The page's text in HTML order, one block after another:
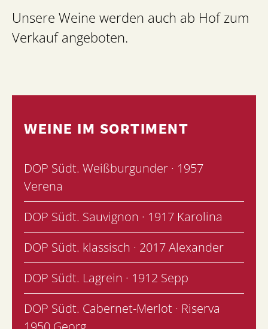
Unsere Weine werden auch ab Hof zum
Verkauf angeboten.
WEINE IM SORTIMENT
DOP Südt. Weißburgunder · 1957
Verena
DOP Südt. Sauvignon · 1917 Karolina
DOP Südt. klassisch · 2017 Alexander
DOP Südt. Lagrein · 1912 Sepp
DOP Südt. Cabernet-Merlot · Riserva